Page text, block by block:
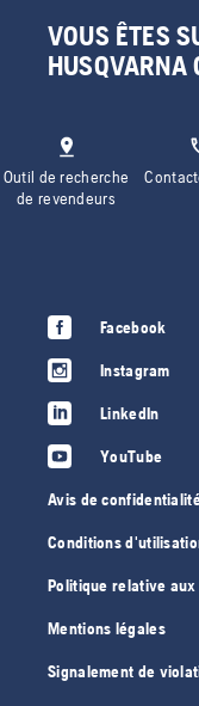
VOUS ÊTES
HUSQVARNA
Outil de recherche
de revendeurs
Facebook
Instagram
LinkedIn
YouTube
Avis de
Conditions
Politique relative
Mentions légales
Signalement de